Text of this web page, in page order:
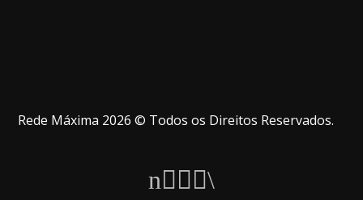
Rede Máxima 2026 © Todos os Direitos Reservados.